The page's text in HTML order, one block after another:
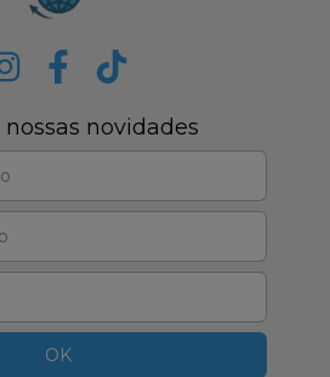
nossas novidades